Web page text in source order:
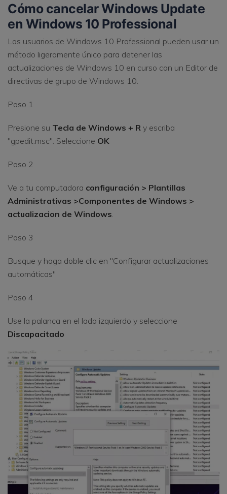
Cómo cancelar Windows Update
en Windows 10 Professional
Los usuarios de Windows 10 Professional pueden usar un
método ligeramente único para detener las
actualizaciones de Windows 10 en curso con un Editor de
directivas de grupo de Windows 10.
Paso 1
Presione su Tecla de Windows + R y escriba
"gpedit.msc". Seleccione OK
Paso 2
Ve a tu computadora configuración > Plantillas
Administrativas >Componentes de Windows >
actualizacion de Windows.
Paso 3
Busque y haga doble clic en "Configurar actualizaciones
automáticas"
Paso 4
Use la palanca en el lado izquierdo y seleccione
Discapacitado